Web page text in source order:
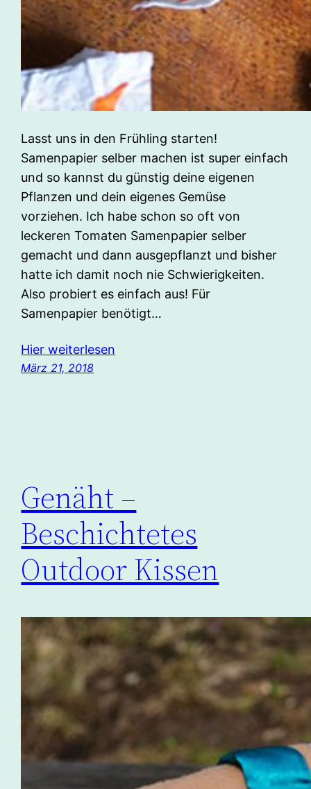
Lasst uns in den Frühling starten!
Samenpapier selber machen ist super einfach
und so kannst du günstig deine eigenen
Pflanzen und dein eigenes Gemüse
vorziehen. Ich habe schon so oft von
leckeren Tomaten Samenpapier selber
gemacht und dann ausgepflanzt und bisher
hatte ich damit noch nie Schwierigkeiten.
Also probiert es einfach aus! Für
Samenpapier benötigt…
Hier weiterlesen
März 21, 2018
Genäht –
Beschichtetes
Outdoor Kissen